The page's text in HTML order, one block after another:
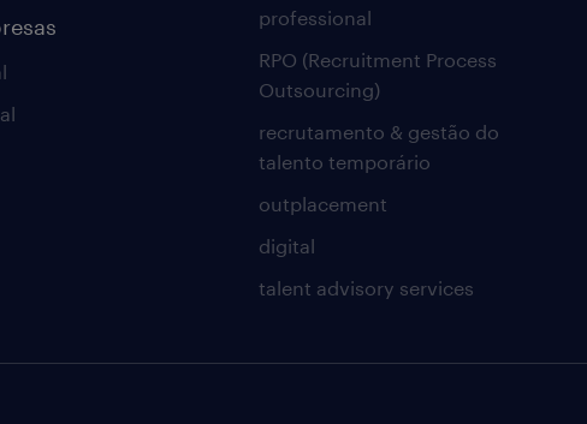
professional
RPO (Recruitment Process
Outsourcing)
recrutamento & gestão do
talento temporário
outplacement
digital
talent advisory services